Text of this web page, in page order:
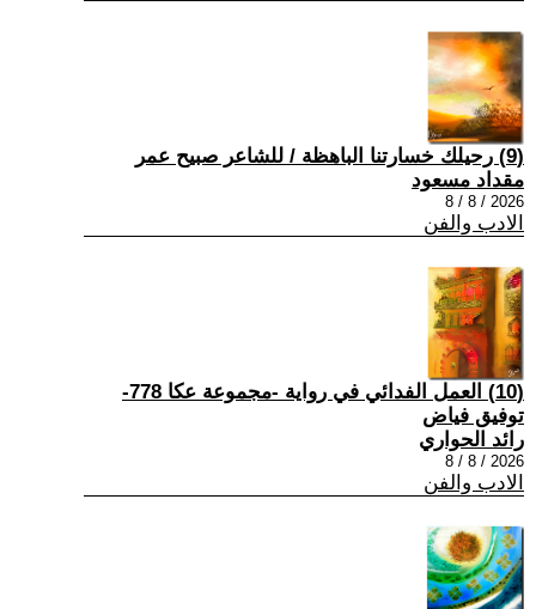
(9) رحيلك خسارتنا الباهظة / للشاعر صبيح عمر
مقداد مسعود
2026 / 8 / 8
الادب والفن
(10) العمل الفدائي في رواية -مجموعة عكا 778-
توفيق فياض
رائد الحواري
2026 / 8 / 8
الادب والفن